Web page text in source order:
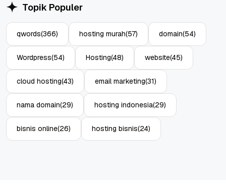
Topik Populer
qwords(366) hosting murah(57) domain(54)
Wordpress(54) Hosting(48) website(45)
cloud hosting(43) email marketing(31)
nama domain(29) hosting indonesia(29)
bisnis online(26) hosting bisnis(24)